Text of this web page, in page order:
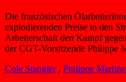
Die französischen
explodierenden Preise in den
Arbeiterschaft den Kampf
der CGT-Vorsitzende Philippe
Cole Stangler , Philippe